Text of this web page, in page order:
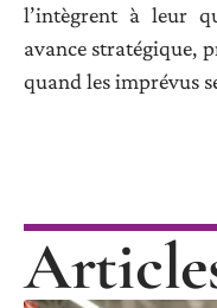
l’intègrent à leur
avance stratégique,
quand les imprévus